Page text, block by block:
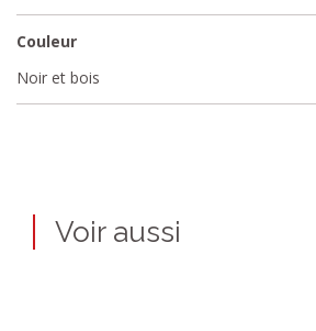
Couleur
Noir et bois
Voir aussi